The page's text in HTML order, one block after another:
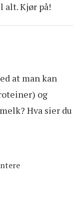
alt. Kjør på!
at man kan
og
Hva sier du